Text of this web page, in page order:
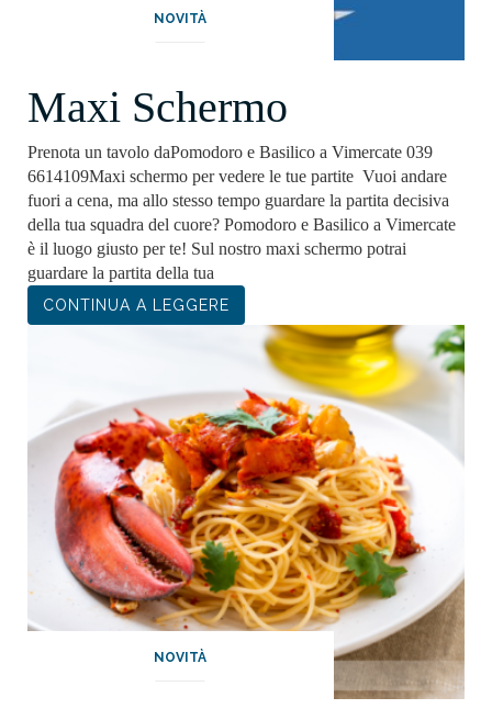
NOVITÀ
Maxi Schermo
Prenota un tavolo daPomodoro e Basilico a Vimercate 039
6614109Maxi schermo per vedere le tue partite Vuoi andare
fuori a cena, ma allo stesso tempo guardare la partita decisiva
della tua squadra del cuore? Pomodoro e Basilico a Vimercate
è il luogo giusto per te! Sul nostro maxi schermo potrai
guardare la partita della tua
CONTINUA A LEGGERE
NOVITÀ